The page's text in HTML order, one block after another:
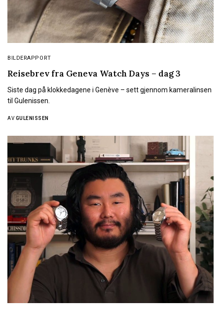
BILDERAPPORT
Reisebrev fra Geneva Watch Days – dag 3
Siste dag på klokkedagene i Genève – sett gjennom kameralinsen
til Gulenissen.
AV GULENISSEN